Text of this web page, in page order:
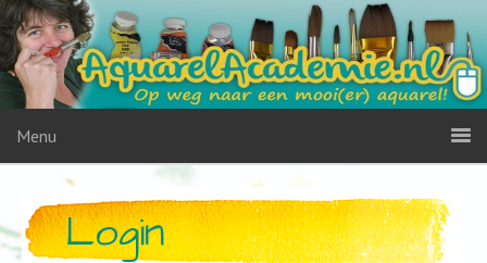
Menu
Login